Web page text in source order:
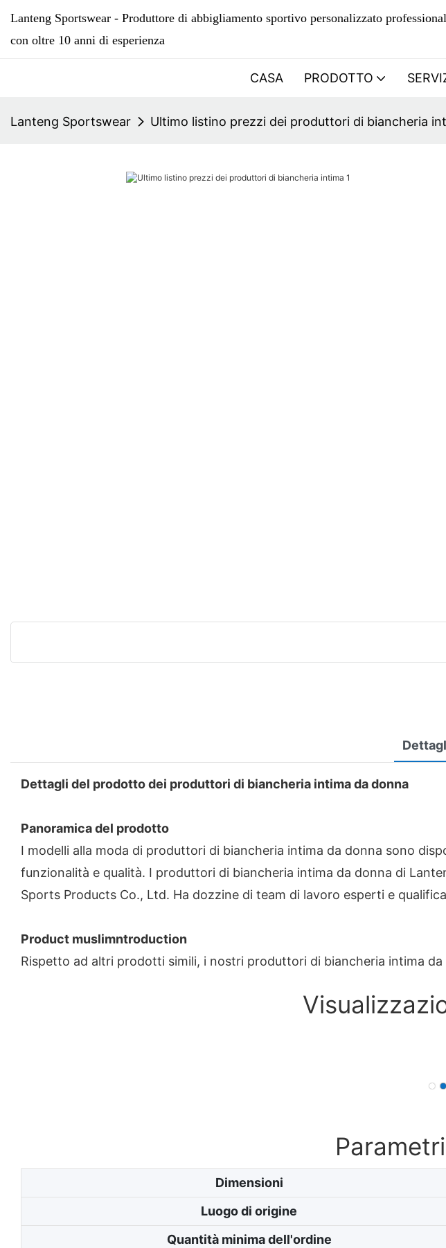
Lanteng Sportswear - Produttore di abbigliamento sportivo personalizzato
con oltre 10 anni di esperienza
CASA PRODOTTO
Lanteng Sportswear Ultimo listino prezzi dei produttori di biancheria
Dettagli del prodotto dei produttori di biancheria intima da donna
Panoramica del prodotto
I modelli alla moda di produttori di biancheria intima da donna sono
funzionalità e qualità. I produttori di biancheria intima da donna di
Sports Products Co., Ltd. Ha dozzine di team di lavoro esperti e
Product muslimntroduction
Rispetto ad altri prodotti simili, i nostri produttori di biancheria intima
Dimensioni
Luogo di origine
Quantità minima dell'ordine